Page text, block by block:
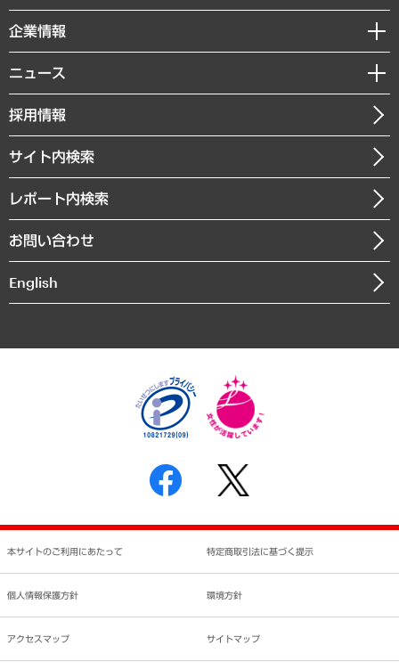
共生・ダイバーシティ
GRC（ガバナンス・リスク・コンプライアンス）・防災（政策）
経済・産業・雇用・労働
まちづくり・観光・交通・スポーツ・スマートシティ
自然資源・農林水産業・食料システム
レポート
コラム
経営用語集
受託・受注実績（官公庁関連）
メディア掲載・出演
セミナー・イベント情報
MUFGビジネスセミナー
受託案件情報
企業情報
私たちの想い
社長メッセージ
会社概要
沿革
組織図・本部部室紹介
インドネシア現地法人
個人情報保護方針
反社会的勢力に対する基本方針
書面による個人情報の開示等の請求の手続きについて
ニュース
ニュースリリース
お知らせ
採用情報
サイト内検索
レポート内検索
お問い合わせ
English
本サイトのご利用にあたって 特定商取引法に基づく提示
個人情報保護方針 環境方針
アクセスマップ サイトマップ